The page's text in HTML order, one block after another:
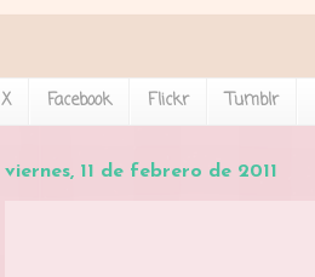
X Facebook Flickr Tumblr
viernes, 11 de febrero de 2011